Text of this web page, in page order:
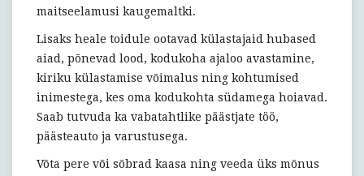
maitseelamusi kaugemaltki.
Lisaks heale toidule ootavad külastajaid hubased
aiad, põnevad lood, kodukoha ajaloo avastamine,
kiriku külastamise võimalus ning kohtumised
inimestega, kes oma kodukohta südamega hoiavad.
Saab tutvuda ka vabatahtlike päästjate töö,
päästeauto ja varustusega.
Võta pere või sõbrad kaasa ning veeda üks mõnus